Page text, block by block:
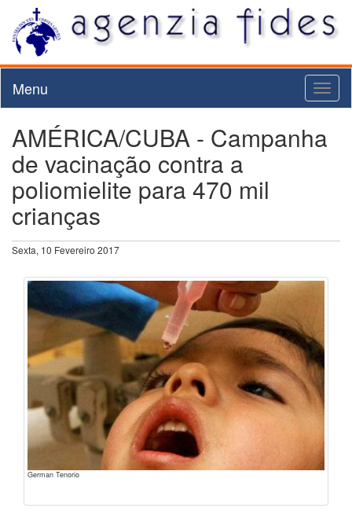
Menu
AMÉRICA/CUBA - Campanha
de vacinação contra a
poliomielite para 470 mil
crianças
Sexta, 10 Fevereiro 2017
German Tenorio